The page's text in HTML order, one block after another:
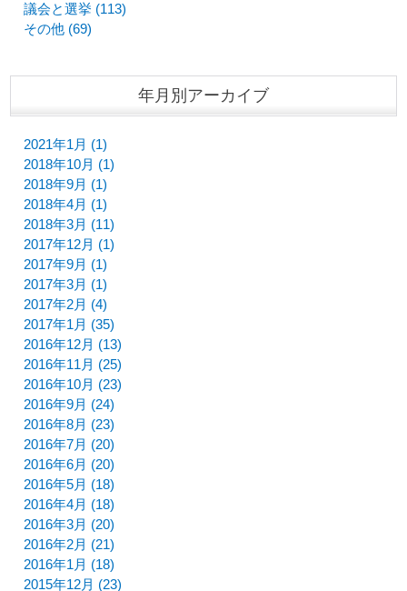
議会と選挙 (113)
その他 (69)
年月別アーカイブ
2021年1月 (1)
2018年10月 (1)
2018年9月 (1)
2018年4月 (1)
2018年3月 (11)
2017年12月 (1)
2017年9月 (1)
2017年3月 (1)
2017年2月 (4)
2017年1月 (35)
2016年12月 (13)
2016年11月 (25)
2016年10月 (23)
2016年9月 (24)
2016年8月 (23)
2016年7月 (20)
2016年6月 (20)
2016年5月 (18)
2016年4月 (18)
2016年3月 (20)
2016年2月 (21)
2016年1月 (18)
2015年12月 (23)